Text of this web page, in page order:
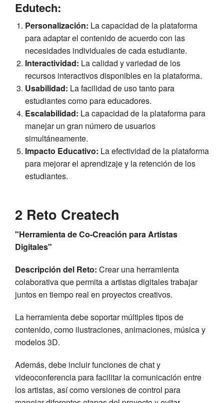
Edutech:
Personalización: La capacidad de la plataforma
para adaptar el contenido de acuerdo con las
necesidades individuales de cada estudiante.
Interactividad: La calidad y variedad de los
recursos interactivos disponibles en la plataforma.
Usabilidad: La facilidad de uso tanto para
estudiantes como para educadores.
Escalabilidad: La capacidad de la plataforma para
manejar un gran número de usuarios
simultáneamente.
Impacto Educativo: La efectividad de la plataforma
para mejorar el aprendizaje y la retención de los
estudiantes.
2 Reto Createch
"Herramienta de Co-Creación para Artistas
Digitales"
Descripción del Reto: Crear una herramienta
colaborativa que permita a artistas digitales trabajar
juntos en tiempo real en proyectos creativos.
La herramienta debe soportar múltiples tipos de
contenido, como ilustraciones, animaciones, música y
modelos 3D.
Además, debe incluir funciones de chat y
videoconferencia para facilitar la comunicación entre
los artistas, así como versiones de control para